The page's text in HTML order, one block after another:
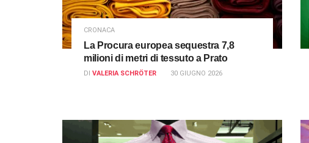
CRONACA
La Procura europea sequestra 7,8
milioni di metri di tessuto a Prato
DI VALERIA SCHRÖTER 30 GIUGNO 2026